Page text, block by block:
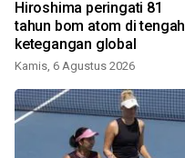
Hiroshima peringati 81
tahun bom atom di tengah
ketegangan global
Kamis, 6 Agustus 2026